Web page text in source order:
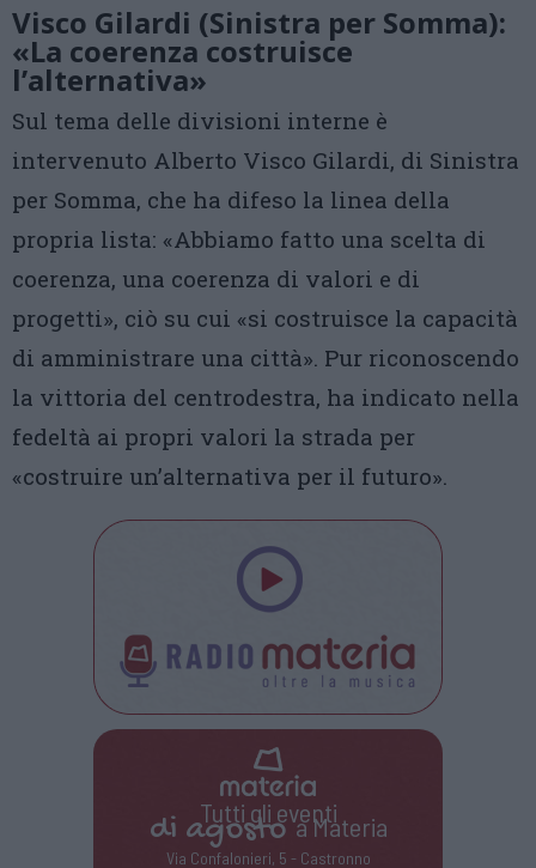
Visco Gilardi (Sinistra per Somma):
«La coerenza costruisce
l’alternativa»
Sul tema delle divisioni interne è
intervenuto Alberto Visco Gilardi, di Sinistra
per Somma, che ha difeso la linea della
propria lista: «Abbiamo fatto una scelta di
coerenza, una coerenza di valori e di
progetti», ciò su cui «si costruisce la capacità
di amministrare una città». Pur riconoscendo
la vittoria del centrodestra, ha indicato nella
fedeltà ai propri valori la strada per
«costruire un’alternativa per il futuro».
Tutti gli eventi
di agostoa Materia
Via Confalonieri, 5 - Castronno